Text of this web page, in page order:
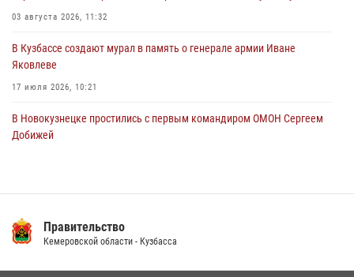
06 августа 2026, 07:16
03 августа 2026, 11:32
В Кузбассе создают мурал в память о генерале армии Иване
Яковлеве
17 июля 2026, 10:21
В Новокузнецке простились с первым командиром ОМОН Сергеем
Добижей
14 июля 2026, 08:52 1
Правительство
Кемеровской области - Кузбасса